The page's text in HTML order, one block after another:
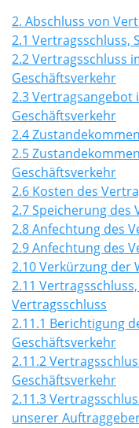
2. Abschluss von
2.1 Vertragsschluss,
2.2 Vertragsschluss
Geschäftsverkehr
2.3 Vertragsangebot
Geschäftsverkehr
2.4
2.5
Geschäftsverkehr
2.6 Kosten des
2.7 Speicherung des
2.8 Anfechtung des
2.9 Anfechtung des
2.10 Verkürzung der
2.11
Vertragsschluss
2.11.1 Berichtigung
Geschäftsverkehr
2.11.2
Geschäftsverkehr
2.11.3
unserer